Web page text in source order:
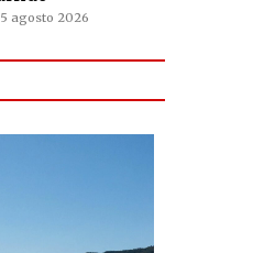
5 agosto 2026